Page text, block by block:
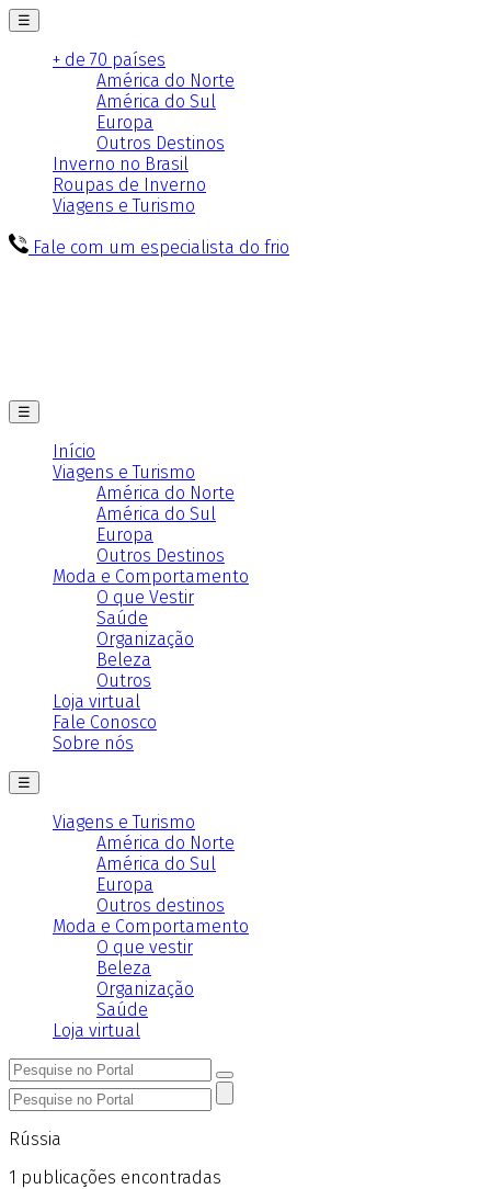
☰
+ de 70 países
América do Norte
América do Sul
Europa
Outros Destinos
Inverno no Brasil
Roupas de Inverno
Viagens e Turismo
Fale com um especialista do frio
☰
Início
Viagens e Turismo
América do Norte
América do Sul
Europa
Outros Destinos
Moda e Comportamento
O que Vestir
Saúde
Organização
Beleza
Outros
Loja virtual
Fale Conosco
Sobre nós
☰
Viagens e Turismo
América do Norte
América do Sul
Europa
Outros destinos
Moda e Comportamento
O que vestir
Beleza
Organização
Saúde
Loja virtual
Rússia
1 publicações encontradas